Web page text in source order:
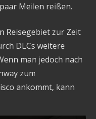
Meilen reißen.
Reisegebiet zur Zeit
DLCs weitere
man jedoch nach
zum
ankommt, kann